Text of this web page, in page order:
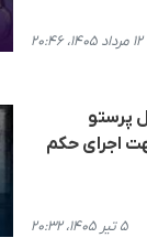
۱۲ مرداد ۱۴۰۵، ۲۰:۴۶
پرستو
اجرای حکم
۵ تیر ۱۴۰۵، ۲۰:۳۲